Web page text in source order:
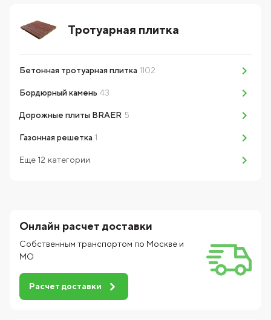
Тротуарная плитка
Бетонная тротуарная плитка 1102
Бордюрный камень 43
Дорожные плиты BRAER 5
Газонная решетка 1
Еще 12 категории
Онлайн расчет доставки
Собственным транспортом по Москве и
МО
Расчет доставки